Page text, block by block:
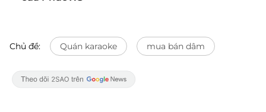
Chủ đề: Quán karaoke mua bán dâm